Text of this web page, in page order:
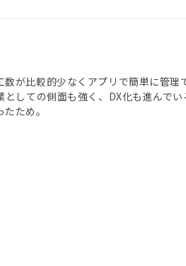
数が比較的少なくアプリで簡単に管
としての側面も強く、DX化も進んで
ため。